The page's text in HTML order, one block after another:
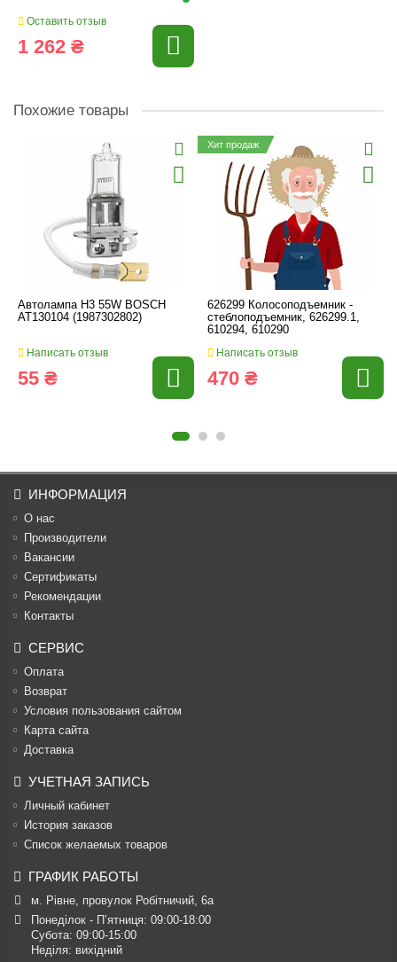
Оставить отзыв
1 262 ₴
Похожие товары
Автолампа H3 55W BOSCH
AT130104 (1987302802)
Написать отзыв
55 ₴
Хит продаж
626299 Колосоподъемник -
стеблоподъемник, 626299.1,
610294, 610290
Написать отзыв
470 ₴
ИНФОРМАЦИЯ
О нас
Производители
Вакансии
Cертификаты
Рекомендации
Контакты
СЕРВИС
Оплата
Возврат
Условия пользования сайтом
Карта сайта
Доставка
УЧЕТНАЯ ЗАПИСЬ
Личный кабинет
История заказов
Список желаемых товаров
ГРАФИК РАБОТЫ
м. Рівне, провулок Робітничий, 6а
Понеділок - П’ятниця: 09:00-18:00
Субота: 09:00-15:00
Неділя: вихідний